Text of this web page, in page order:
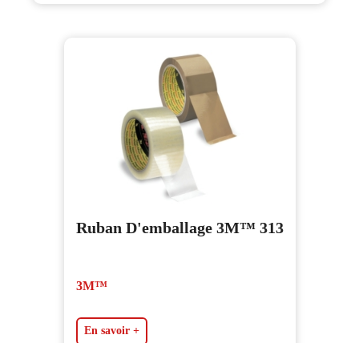
Ruban D'emballage 3M™ 313
3M™
En savoir +